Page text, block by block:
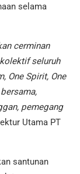
selama
cerminan
seluruh
One Spirit, One
pemegang
Utama PT
santunan